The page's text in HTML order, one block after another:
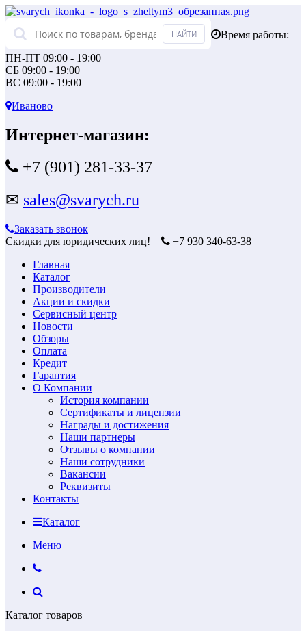
Время работы:
ПН-ПТ 09:00 - 19:00
СБ 09:00 - 19:00
ВС 09:00 - 19:00
Иваново
Интернет-магазин:
+7 (901) 281-33-37
✉ sales@svarych.ru
Заказать звонок
Скидки для юридических лиц!
+7 930 340-63-38
Главная
Каталог
Производители
Акции и скидки
Сервисный центр
Новости
Обзоры
Оплата
Кредит
Гарантия
О Компании
История компании
Сертификаты и лицензии
Награды и достижения
Наши партнеры
Отзывы о компании
Наши сотрудники
Вакансии
Реквизиты
Контакты
Каталог
Меню
Каталог товаров